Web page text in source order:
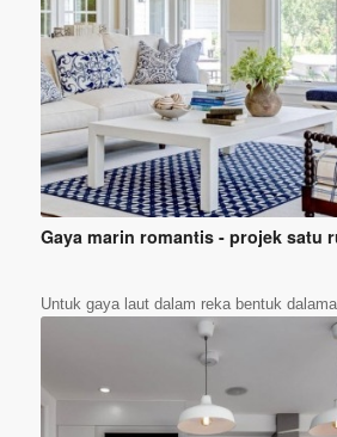
Gaya marin romantis - projek satu
Untuk gaya laut dalam reka bentuk